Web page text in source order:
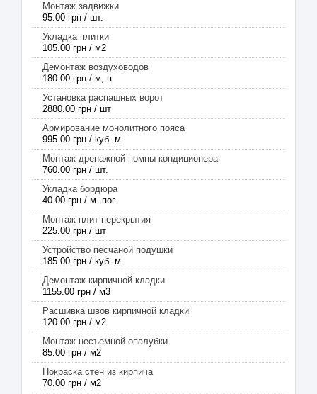
Монтаж задвижки
95.00 грн / шт.
Укладка плитки
105.00 грн / м2
Демонтаж воздуховодов
180.00 грн / м, п
Установка распашных ворот
2880.00 грн / шт
Армирование монолитного пояса
995.00 грн / куб. м
Монтаж дренажной помпы кондиционера
760.00 грн / шт.
Укладка бордюра
40.00 грн / м. пог.
Монтаж плит перекрытия
225.00 грн / шт
Устройство песчаной подушки
185.00 грн / куб. м
Демонтаж кирпичной кладки
1155.00 грн / м3
Расшивка швов кирпичной кладки
120.00 грн / м2
Монтаж несъемной опалубки
85.00 грн / м2
Покраска стен из кирпича
70.00 грн / м2